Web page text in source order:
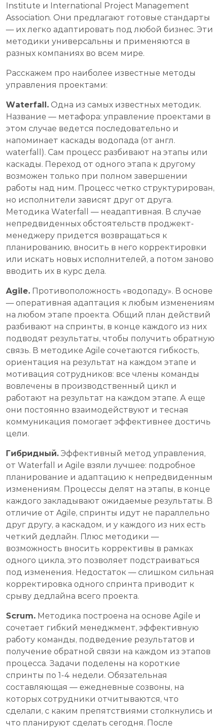
Institute и International Project Management
Association. Они предлагают готовые стандарты
— их легко адаптировать под любой бизнес. Эти
методики универсальны и применяются в
разных компаниях во всем мире.
Расскажем про наиболее известные методы
управления проектами:
Waterfall. Одна из самых известных методик.
Название — метафора: управление проектами в
этом случае ведется последовательно и
напоминает каскады водопада (от англ.
waterfall). Сам процесс разбивают на этапы или
каскады. Переход от одного этапа к другому
возможен только при полном завершении
работы над ним. Процесс четко структурирован,
но исполнители зависят друг от друга.
Методика Waterfall — неадаптивная. В случае
непредвиденных обстоятельств прoджект-
менеджеру придется возвращаться к
планированию, вносить в него корректировки
или искать новых исполнителей, а потом заново
вводить их в курс дела.
Agile. Противоположность «водопаду». В основе
— оперативная адаптация к любым изменениям
на любом этапе проекта. Общий план действий
разбивают на спринты, в конце каждого из них
подводят результаты, чтобы получить обратную
связь. В методике Agile сочетаются гибкость,
ориентация на результат на каждом этапе и
мотивация сотрудников: все члены команды
вовлечены в производственный цикл и
работают на результат на каждом этапе. А еще
они постоянно взаимодействуют и тесная
коммуникация помогает эффективнее достичь
цели.
Гибридный. Эффективный метод управления,
от Waterfall и Agile взяли лучшее: подробное
планирование и адаптацию к непредвиденным
изменениям. Процессы делят на этапы, в конце
каждого закладывают ожидаемые результаты. В
отличие от Agile, спринты идут не параллельно
друг другу, а каскадом, и у каждого из них есть
четкий дедлайн. Плюс методики —
возможность вносить коррективы в рамках
одного цикла, это позволяет подстраиваться
под изменения. Недостаток — слишком сильная
корректировка одного спринта приводит к
срыву дедлайна всего проекта.
Scrum. Методика построена на основе Agile и
сочетает гибкий менеджмент, эффективную
работу команды, подведение результатов и
получение обратной связи на каждом из этапов
процесса. Задачи поделены на короткие
спринты по 1-4 недели. Обязательная
составляющая — ежедневные созвоны, на
которых сотрудники отчитываются, что
сделали, с каким препятствиями столкнулись и
что планируют сделать сегодня. После